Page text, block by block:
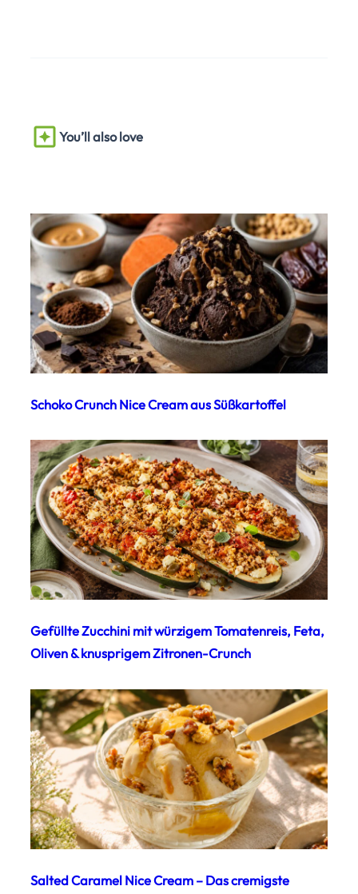
You’ll also love
Schoko Crunch Nice Cream aus Süßkartoffel
Gefüllte Zucchini mit würzigem Tomatenreis, Feta,
Oliven & knusprigem Zitronen-Crunch
Salted Caramel Nice Cream – Das cremigste